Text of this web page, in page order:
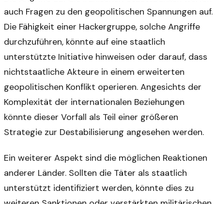
auch Fragen zu den geopolitischen Spannungen auf.
Die Fähigkeit einer Hackergruppe, solche Angriffe
durchzuführen, könnte auf eine staatlich
unterstützte Initiative hinweisen oder darauf, dass
nichtstaatliche Akteure in einem erweiterten
geopolitischen Konflikt operieren. Angesichts der
Komplexität der internationalen Beziehungen
könnte dieser Vorfall als Teil einer größeren
Strategie zur Destabilisierung angesehen werden.
Ein weiterer Aspekt sind die möglichen Reaktionen
anderer Länder. Sollten die Täter als staatlich
unterstützt identifiziert werden, könnte dies zu